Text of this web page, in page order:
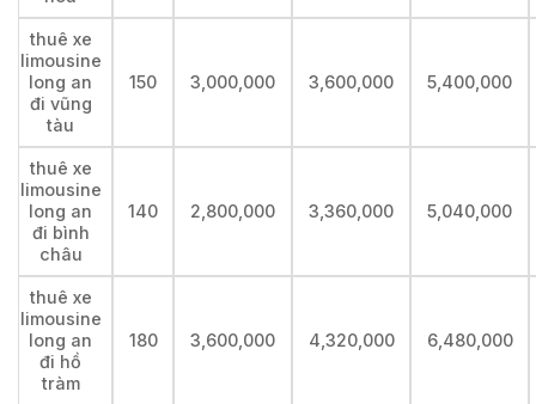
thuê xe
limousine
long an
đi vũng
tàu
150 3,000,000 3,600,000 5,400,000
thuê xe
limousine
long an
đi bình
châu
140 2,800,000 3,360,000 5,040,000
thuê xe
limousine
long an
đi hồ
tràm
180 3,600,000 4,320,000 6,480,000